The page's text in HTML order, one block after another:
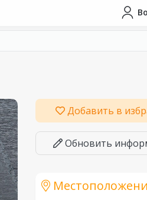
Добавить в
Обновить